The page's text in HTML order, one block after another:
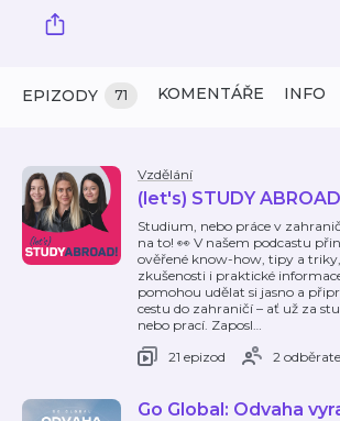
EPIZODY 71 KOMENTÁŘE INFO
Vzdělání
(let's) STUDY
Studium, nebo práce v
na to! 👀 V našem podcastu
ověřené know-how, tipy a
zkušenosti i praktické
pomohou udělat si jasno a
cestu do zahraničí – ať už za
nebo prací. Zaposl…
21 epizod
2
Go Global: Odvaha